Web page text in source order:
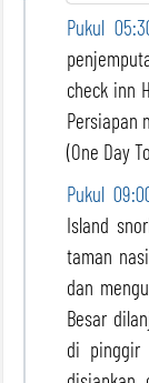
Pukul
check inn
Persiapan
(One Day
Pukul
Island
taman
dan
Besar
di pinggir